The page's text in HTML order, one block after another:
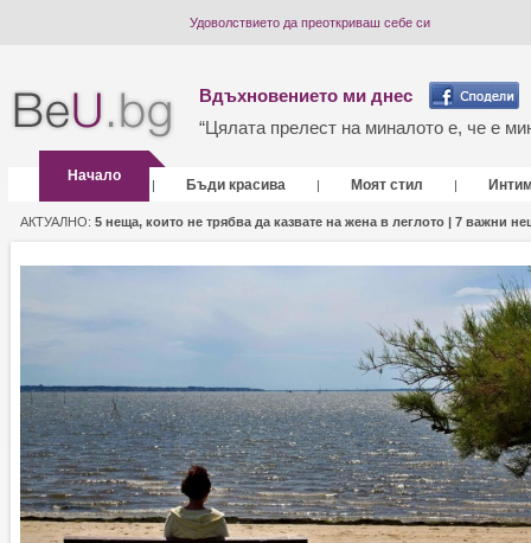
Удоволствието да преоткриваш себе си
Вдъхновението ми днес
“Цялата прелест на миналото е, че е
Начало
| Бъди красива | Моят стил |
АКТУАЛНО: 5 неща, които не трябва да казвате на жена в леглото | 7 важни